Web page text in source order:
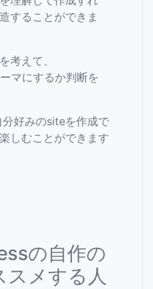
することができま
考えて、
マにするか判断を
好みのsiteを作成で
しむことができます
の自作の
スメする人